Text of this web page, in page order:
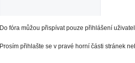
Do fóra můžou přispívat pouze přihlášení
Prosím přihlašte se v pravé horní části stránek